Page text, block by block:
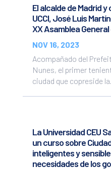
El alcalde de Madrid
UCCI, José Luis
XX Asamblea
NOV 16, 2023
Acompañado del
Nunes, el primer
ciudad que copreside
La Universidad CEU
un curso sobre
inteligentes y
necesidades de los